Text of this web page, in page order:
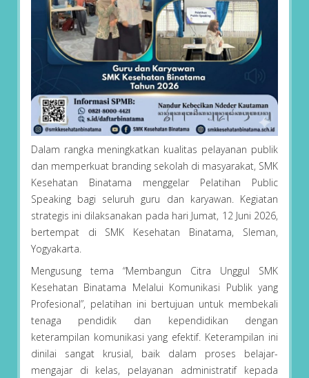
Dalam rangka meningkatkan kualitas pelayanan publik
dan memperkuat branding sekolah di masyarakat, SMK
Kesehatan Binatama menggelar Pelatihan Public
Speaking bagi seluruh guru dan karyawan. Kegiatan
strategis ini dilaksanakan pada hari Jumat, 12 Juni 2026,
bertempat di SMK Kesehatan Binatama, Sleman,
Yogyakarta.
Mengusung tema “Membangun Citra Unggul SMK
Kesehatan Binatama Melalui Komunikasi Publik yang
Profesional”, pelatihan ini bertujuan untuk membekali
tenaga pendidik dan kependidikan dengan
keterampilan komunikasi yang efektif. Keterampilan ini
dinilai sangat krusial, baik dalam proses belajar-
mengajar di kelas, pelayanan administratif kepada